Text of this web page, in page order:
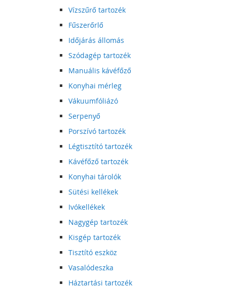
Vízszűrő tartozék
Fűszerőrlő
Időjárás állomás
Szódagép tartozék
Manuális kávéfőző
Konyhai mérleg
Vákuumfóliázó
Serpenyő
Porszívó tartozék
Légtisztító tartozék
Kávéfőző tartozék
Konyhai tárolók
Sütési kellékek
Ivókellékek
Nagygép tartozék
Kisgép tartozék
Tisztító eszköz
Vasalódeszka
Háztartási tartozék